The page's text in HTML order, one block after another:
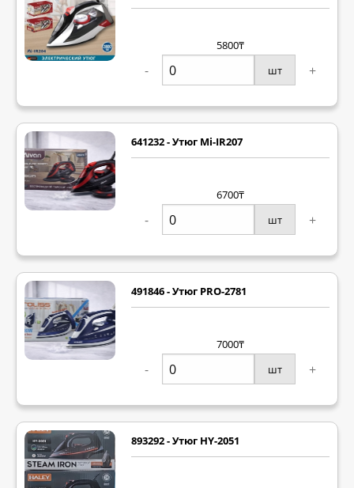
5800₸
- шт +
641232 - Утюг Mi-IR207
6700₸
- шт +
491846 - Утюг PRO-2781
7000₸
- шт +
893292 - Утюг HY-2051